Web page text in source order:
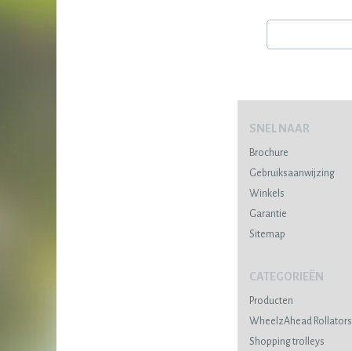
SNEL NAAR
Brochure
Gebruiksaanwijzing
Winkels
Garantie
Sitemap
CATEGORIEËN
Producten
WheelzAhead Rollators
Shopping trolleys